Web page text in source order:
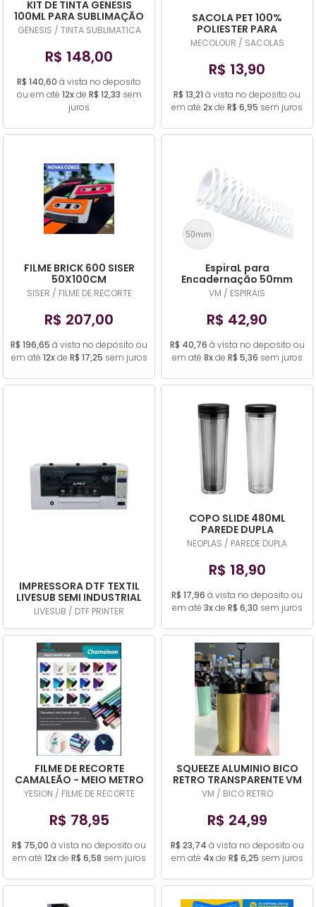
KIT DE TINTA GENESIS
100ML PARA SUBLIMAÇÃO
COM DOSADOR OU SEM
GENESIS / TINTA SUBLIMATICA
R$ 148,00
R$ 140,60 à vista no deposito
ou em até 12xde R$ 12,33 sem
juros
SACOLA PET 100%
POLIESTER PARA
SUBLIMAÇÃO 2 MODELOS
VERTICAL E HORIZINTAL
MECOLOUR / SACOLAS
R$ 13,90
R$ 13,21 à vista no deposito ou
em até 2xde R$ 6,95 sem juros
FILME BRICK 600 SISER
50X100CM
SISER / FILME DE RECORTE
R$ 207,00
R$ 196,65 à vista no deposito ou
em até 12xde R$ 17,25 sem juros
EspiraL para
Encadernação 50mm
450 Folhas (COR
DIVERSA)
VM / ESPIRAIS
R$ 42,90
R$ 40,76 à vista no deposito ou
em até 8xde R$ 5,36 sem juros
IMPRESSORA DTF TEXTIL
LIVESUB SEMI INDUSTRIAL
ROLO 30CM
LIVESUB / DTF PRINTER
COPO SLIDE 480ML
PAREDE DUPLA
NEOPLAS / PAREDE DUPLA
R$ 18,90
R$ 17,96 à vista no deposito ou
em até 3xde R$ 6,30 sem juros
FILME DE RECORTE
CAMALEÃO - MEIO METRO
50X50 (COR DIVERSA)
YESION / FILME DE RECORTE
R$ 78,95
R$ 75,00 à vista no deposito ou
em até 12xde R$ 6,58 sem juros
SQUEEZE ALUMINIO BICO
RETRO TRANSPARENTE VM
600ML CORES
VM / BICO RETRO
R$ 24,99
R$ 23,74 à vista no deposito ou
em até 4xde R$ 6,25 sem juros